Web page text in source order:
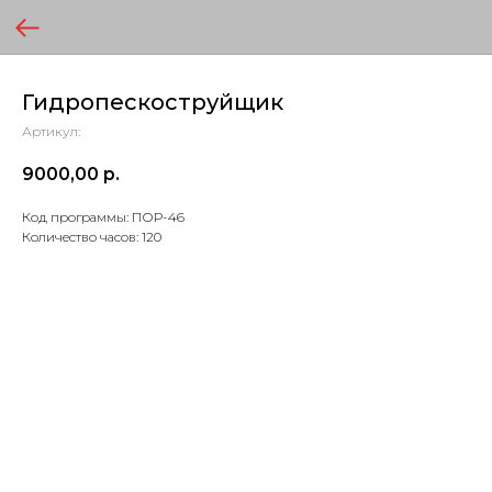
Гидропескоструйщик
Артикул:
9000,00 р.
Код программы: ПОР-46
Количество часов: 120